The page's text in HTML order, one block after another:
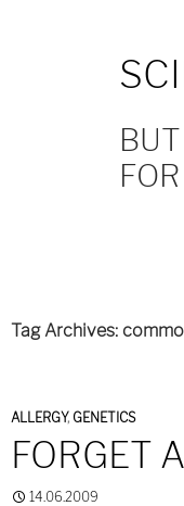
FOR
Tag Archives:
ALLERGY, GENETICS
FORGET
14.06.2009